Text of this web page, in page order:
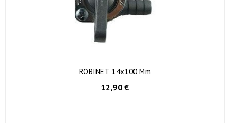
ROBINET 14x100 Mm
12,90 €